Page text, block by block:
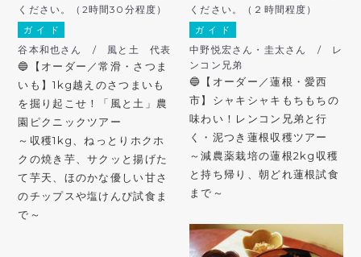
ください。（2時間30分程度）
ガ イ ド
谷本和也さん / 風と土 代表
🔵【オーダー／常滑・さつま
いも】1kg越えのさつまいも
を掘り起こせ！「風と土」農
園ピクニックツアー
～収穫1kg、ねっとりホクホ
クの焼き芋、サクッと揚げた
て芋天、ほのかな優しい甘さ
のチップスや塩けんぴ試食ま
で～
ください。（２時間程度）
ガ イ ド
中野悦宏さん・圭太さん / レ
ンコン兄弟
🔵【オーダー／蓮根・愛西
市】シャキシャキもちもちの
味わい！レンコン兄弟と行
く・泥つき蓮根収穫ツアー
～減農薬栽培の蓮根2kg収穫
と持ち帰り、朝どれ蓮根試食
まで～